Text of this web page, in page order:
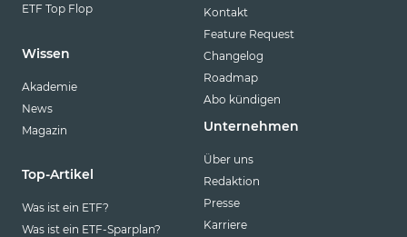
ETF Top Flop
Wissen
Akademie
News
Magazin
Top-Artikel
Was ist ein ETF?
Was ist ein ETF-Sparplan?
Kontakt
Feature Request
Changelog
Roadmap
Abo kündigen
Unternehmen
Über uns
Redaktion
Presse
Karriere